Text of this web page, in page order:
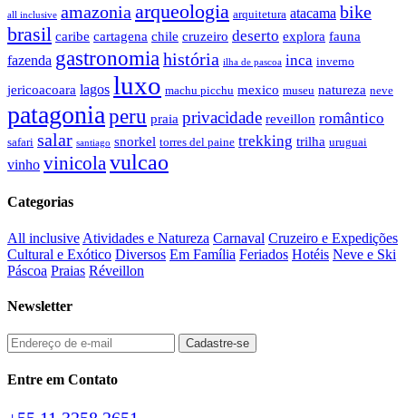
all inclusive amazonia arqueologia arquitetura atacama bike
brasil caribe cartagena chile cruzeiro deserto explora fauna
fazenda gastronomia história ilha de pascoa inca inverno
jericoacoara lagos luxo machu picchu mexico museu natureza neve
patagoniaperu praia privacidade reveillon romântico
safari salar santiago snorkel torres del paine trekking trilha uruguai
vinho vinicola vulcao
Categorias
All inclusive Atividades e Natureza Carnaval Cruzeiro e Expedições
Cultural e Exótico Diversos Em Família Feriados Hotéis Neve e Ski
Páscoa Praias Réveillon
Newsletter
Entre em Contato